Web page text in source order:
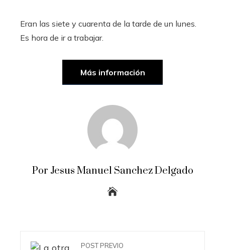
Eran las siete y cuarenta de la tarde de un lunes.
Es hora de ir a trabajar.
Más información
Por Jesus Manuel Sanchez Delgado
POST PREVIO